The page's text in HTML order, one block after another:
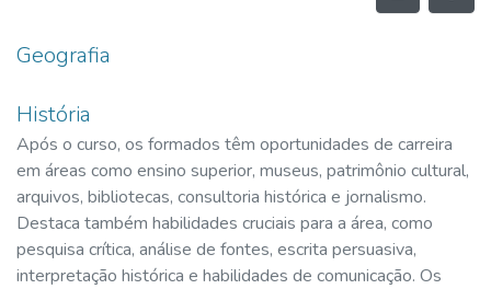
Geografia
História
Após o curso, os formados têm oportunidades de carreira
em áreas como ensino superior, museus, patrimônio cultural,
arquivos, bibliotecas, consultoria histórica e jornalismo.
Destaca também habilidades cruciais para a área, como
pesquisa crítica, análise de fontes, escrita persuasiva,
interpretação histórica e habilidades de comunicação. Os